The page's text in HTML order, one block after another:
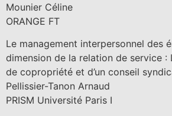
Mounier Céline
ORANGE FT
Le management interpersonnel des
dimension de la relation de service :
de copropriété et d’un conseil
Pellissier-Tanon Arnaud
PRISM Université Paris I